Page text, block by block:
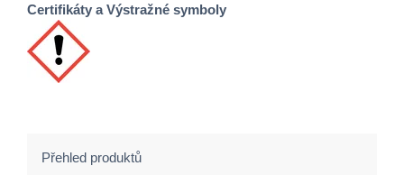
Certifikáty a Výstražné symboly
Přehled produktů